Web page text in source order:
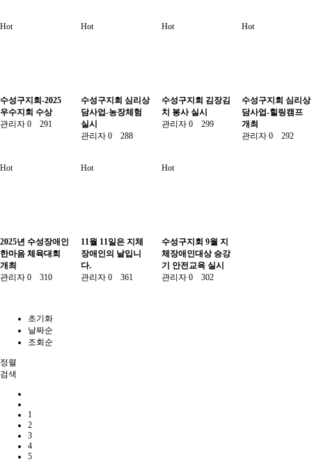
Hot
수성구지회-2025
우수지회 수상
관리자 0 291
Hot
수성구지회 심리상
담사업-농장체험
실시
관리자 0 288
Hot
수성구지회 김장김
치 봉사 실시
관리자 0 299
Hot
수성구지회 심리상
담사업-힐링캠프
개최
관리자 0292
Hot
2025년 수성장애인
한마음 체육대회
개최
관리자 0 310
Hot
11월 11일은 지체
장애인의 날입니
다.
관리자 0 361
Hot
수성구지회 9월 지
체장애인대상 승강
기 안전교육 실시
관리자 0 302
초기화
날짜순
조회순
정렬
검색
1
2
3
4
5